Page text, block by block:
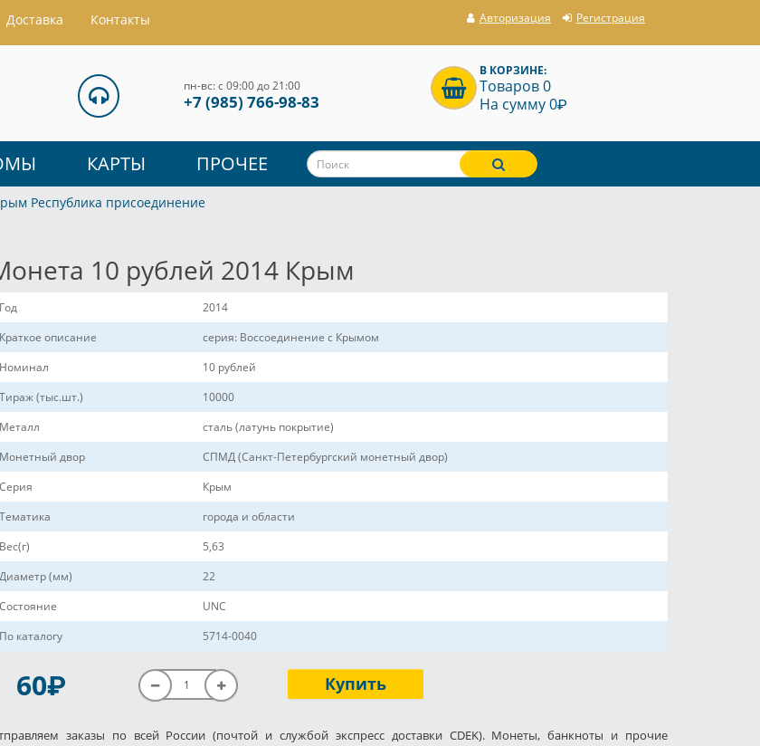
Доставка Контакты Авторизация Регистрация
пн-вс: с 09:00 до 21:00
+7 (985) 766-98-83
В КОРЗИНЕ:
Товаров 0
На сумму 0P
КАРТЫ ПРОЧЕЕ
Республика присоединение
10 рублей 2014 Крым
Год
2014
Краткое описание
серия: Воссоединение с Крымом
Номинал
10 рублей
Тираж (тыс.шт.)
10000
Металл
сталь (латунь покрытие)
Монетный двор
СПМД (Санкт-Петербургский монетный двор)
Серия
Крым
Тематика
города и области
Вес(г)
5,63
Диаметр (мм)
22
Состояние
UNC
По каталогу
5714-0040
60P Купить
заказы по всей России (почтой и службой экспресс доставки CDEK). Монеты, банкноты и прочие